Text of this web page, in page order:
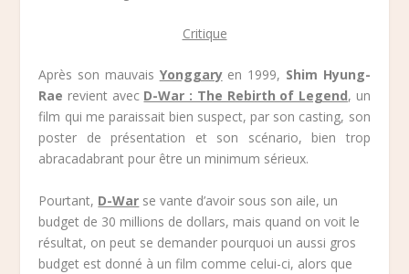
Critique
Après son mauvais Yonggaryen 1999, Shim Hyung-
Rae revient avec D-War : The Rebirth of Legend, un
film qui me paraissait bien suspect, par son casting, son
poster de présentation et son scénario, bien trop
abracadabrant pour être un minimum sérieux.
Pourtant, D-War se vante d’avoir sous son aile, un
budget de 30 millions de dollars, mais quand on voit le
résultat, on peut se demander pourquoi un aussi gros
budget est donné à un film comme celui-ci, alors que